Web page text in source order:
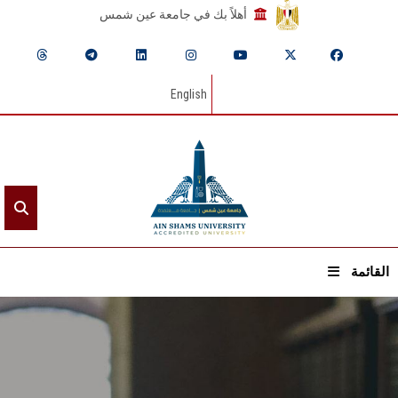
أهلاً بك في جامعة عين شمس
English
القائمة